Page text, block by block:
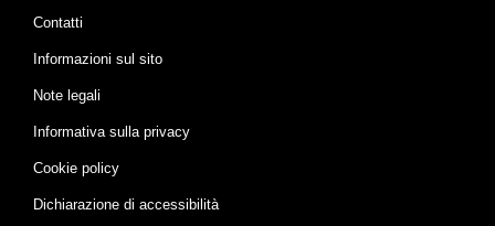
Contatti
Informazioni sul sito
Note legali
Informativa sulla privacy
Cookie policy
Dichiarazione di accessibilità